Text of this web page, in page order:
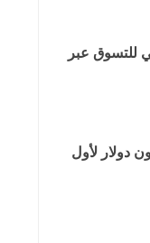
للتسوق عبر
دولار لأول